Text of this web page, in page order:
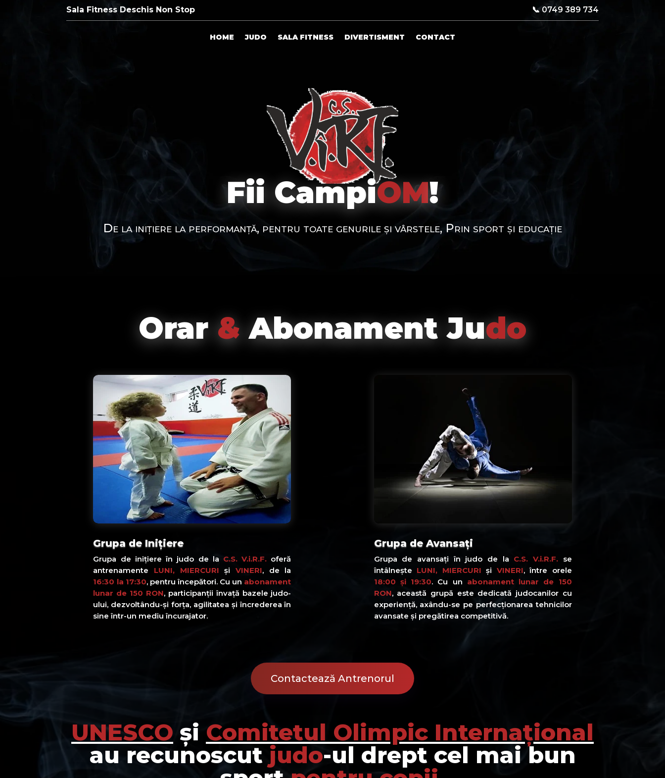
Sala Fitness Deschis Non Stop 📞0749 389 734
HOME JUDO SALA FITNESS DIVERTISMENT CONTACT
Fii CampiOM!
De la inițiere la performanță, pentru toate genurile și vârstele, Prin sport și educație
Orar &Abonament Judo
Grupa de Inițiere
Grupa de inițiere în judo de la C.S. V.i.R.F. oferă
antrenamente LUNI, MIERCURI șiVINERI, de la
16:30 la 17:30, pentru începători. Cu un abonament
lunar de 150 RON, participanții învață bazele judo-
ului, dezvoltându-și forța, agilitatea și încrederea în
sine într-un mediu încurajator.
Grupa de Avansați
Grupa de avansați în judo de la C.S. V.i.R.F.se
întâlnește LUNI, MIERCURI și VINERI, între orele
18:00 și 19:30. Cu un abonament lunar de 150
RON, această grupă este dedicată judocanilor cu
experiență, axându-se pe perfecționarea tehnicilor
avansate și pregătirea competitivă.
Contactează Antrenorul
UNESCO și Comitetul Olimpic Internațional
au recunoscut judo-ul drept cel mai bun